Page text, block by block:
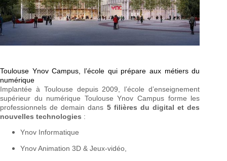
Toulouse Ynov Campus, l’école qui prépare aux métiers du
numérique
Implantée à Toulouse depuis 2009, l’école d’enseignement
supérieur du numérique Toulouse Ynov Campus forme les
professionnels de demain dans 5 filières du digital et des
nouvelles technologies :
Ynov Informatique
Ynov Animation 3D & Jeux-vidéo,